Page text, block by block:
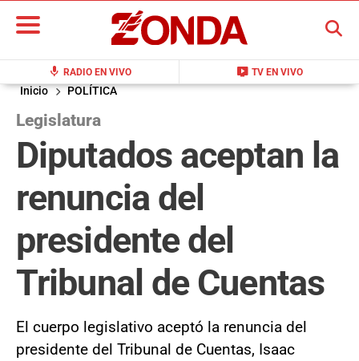
mic RADIO EN VIVO live_tv TV EN VIVO
BUSCAR
Inicio POLÍTICA
Legislatura
Diputados aceptan la
renuncia del
presidente del
Tribunal de Cuentas
El cuerpo legislativo aceptó la renuncia del
presidente del Tribunal de Cuentas, Isaac